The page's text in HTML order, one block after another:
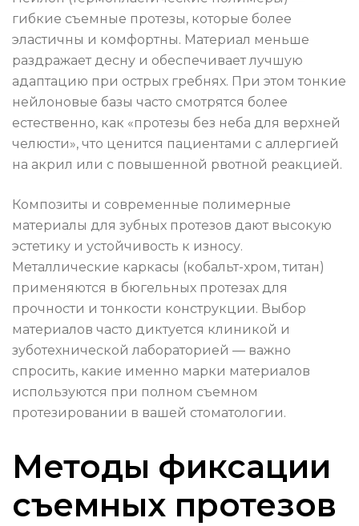
гибкие съемные протезы, которые более
эластичны и комфортны. Материал меньше
раздражает десну и обеспечивает лучшую
адаптацию при острых гребнях. При этом тонкие
нейлоновые базы часто смотрятся более
естественно, как «протезы без неба для верхней
челюсти», что ценится пациентами с аллергией
на акрил или с повышенной рвотной реакцией.
Композиты и современные полимерные
материалы для зубных протезов дают высокую
эстетику и устойчивость к износу.
Металлические каркасы (кобальт-хром, титан)
применяются в бюгельных протезах для
прочности и тонкости конструкции. Выбор
материалов часто диктуется клиникой и
зуботехнической лабораторией — важно
спросить, какие именно марки материалов
используются при полном съемном
протезировании в вашей стоматологии.
Методы фиксации
съемных протезов